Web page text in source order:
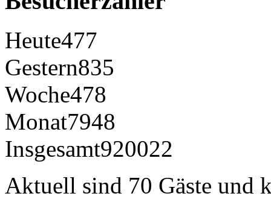
Heute477
Gestern835
Woche478
Monat7948
Insgesamt920022
Aktuell sind 70 Gäste und